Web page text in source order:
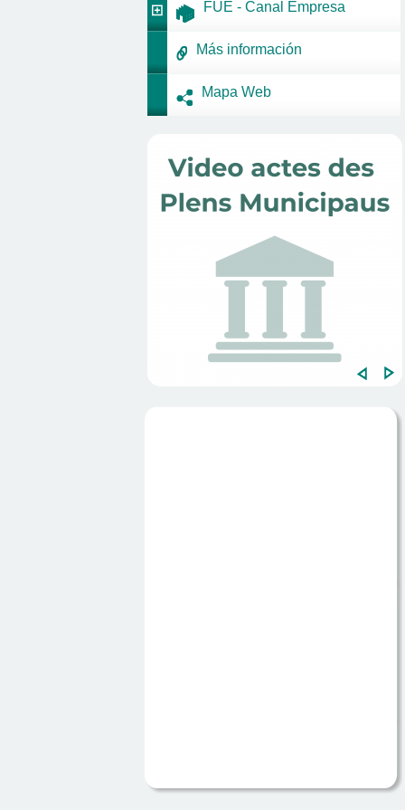
FUE - Canal Empresa
Más información
Mapa Web